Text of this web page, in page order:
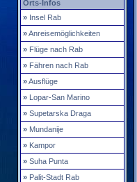
Orts-Infos
» Insel Rab
»Anreisemöglichkeiten
» Flüge nach Rab
» Fähren nach Rab
»Ausflüge
» Lopar-San Marino
» Supetarska Draga
» Mundanije
» Kampor
» Suha Punta
» Palit-Stadt Rab